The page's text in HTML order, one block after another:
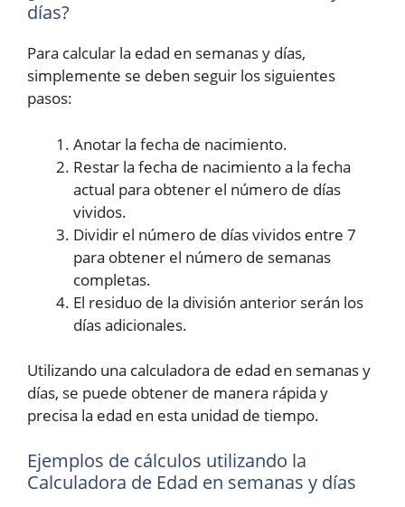
días?
Para calcular la edad en semanas y días,
simplemente se deben seguir los siguientes
pasos:
Anotar la fecha de nacimiento.
Restar la fecha de nacimiento a la fecha
actual para obtener el número de días
vividos.
Dividir el número de días vividos entre 7
para obtener el número de semanas
completas.
El residuo de la división anterior serán los
días adicionales.
Utilizando una calculadora de edad en semanas y
días, se puede obtener de manera rápida y
precisa la edad en esta unidad de tiempo.
Ejemplos de cálculos utilizando la
Calculadora de Edad en semanas y días